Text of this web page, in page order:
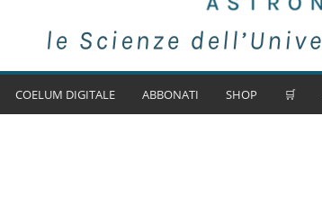
COELUM DIGITALE ABBONATI SHOP 🛒